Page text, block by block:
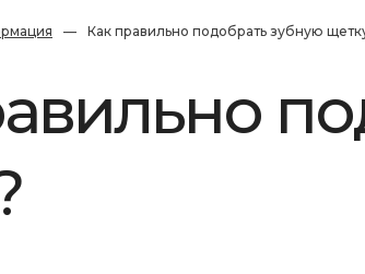
— Как правильно подобрать зубную